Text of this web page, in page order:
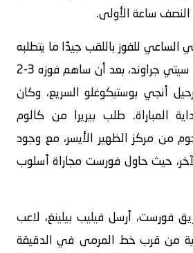
النصف ساعة الأولى.
الساعي للفوز باللقب جيدًا ما يتطلبه
الأمر للفوز على ملعب سيتي جراوند، بعد أن ساهم فوزه 3-2
أنجي بوستيكوغلو السريع، وكان
المباراة. طلب ​​بيريرا من كالوم
من مركز الظهير الأيسر، مع وجود
حيث حاول فورست مجاراة أسلوب
فورست، أرسل فيليب بيلينغ، لاعب
من قرب خط المرمى في الدقيقة